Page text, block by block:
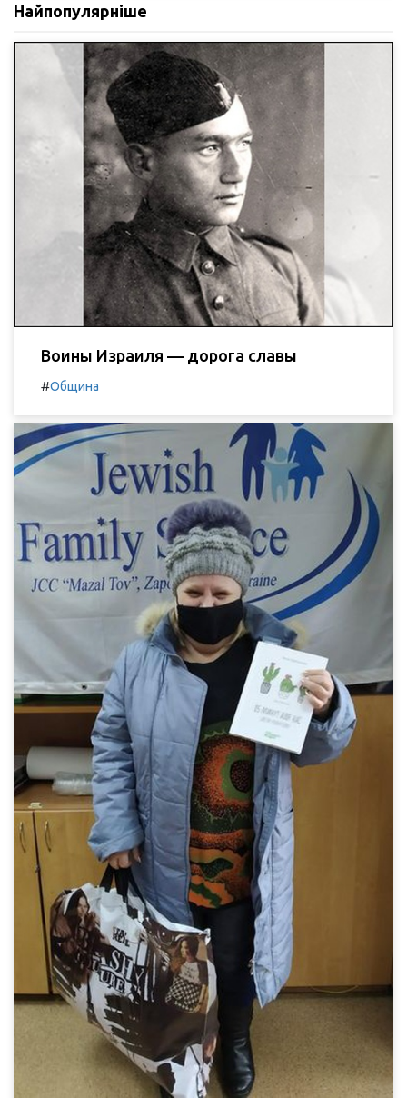
Найпопулярніше
Воины Израиля — дорога славы
#Община